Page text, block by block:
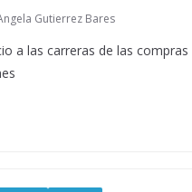
Gutierrez Bares
a las carreras de las